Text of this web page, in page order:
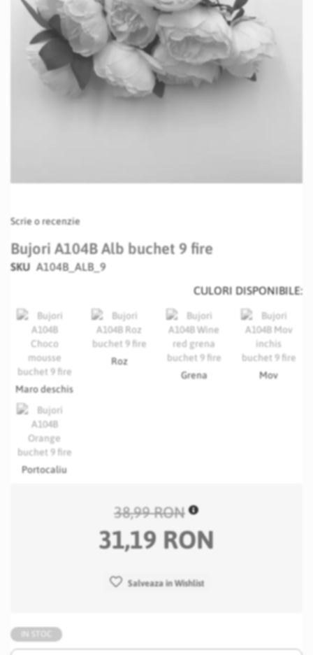
to
beginning
of
gallery
Scrie o recenzie
Bujori A104B Alb buchet 9 fire
SKU A104B_ALB_9
CULORI DISPONIBILE:
Maro deschis
Roz
Grena
Mov
Portocaliu
38,99 RON
31,19 RON
Salveaza in Wishlist